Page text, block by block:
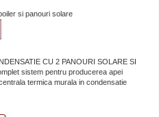
si panouri solare
CU 2 PANOURI SOLARE SI
sistem pentru producerea apei
termica murala in condensatie